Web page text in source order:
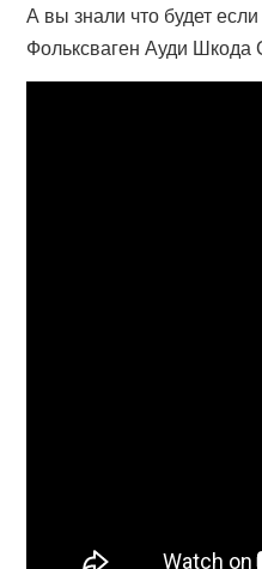
А вы знали что будет
Фольксваген Ауди Шкода